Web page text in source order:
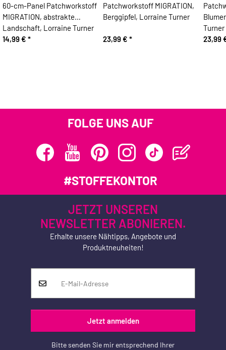
60-cm-Panel Patchworkstoff
MIGRATION, abstrakte
Landschaft, Lorraine Turner
14,99 € *
Patchworkstoff MIGRATION,
Berggipfel, Lorraine Turner
23,99 € *
Turner
23,99
FOLGE UNS AUF
#STOFFEKONTOR
JETZT UNSEREN
NEWSLETTER ABONIEREN.
Erhalte unsere Nähtipps, Angebote und
Produktneuheiten!
Jetzt anmelden
Bitte senden Sie mir entsprechend Ihrer